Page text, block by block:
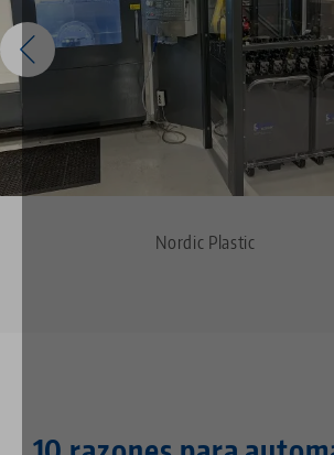
Nordic Plastic